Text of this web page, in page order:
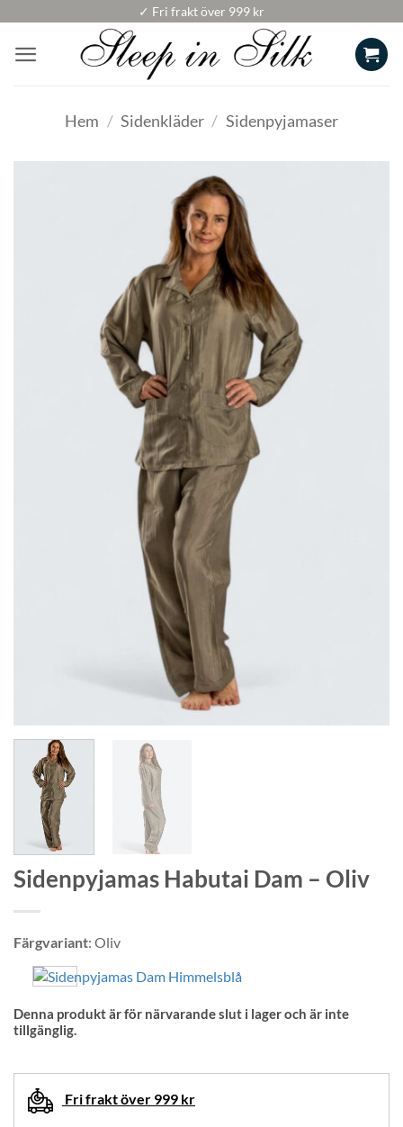
content
✓ Fri frakt över 999 kr
Hem / Sidenkläder / Sidenpyjamaser
Sidenpyjamas Habutai Dam – Oliv
Färgvariant: Oliv
Denna produkt är för närvarande slut i lager och är inte
tillgänglig.
Fri frakt över 999 kr